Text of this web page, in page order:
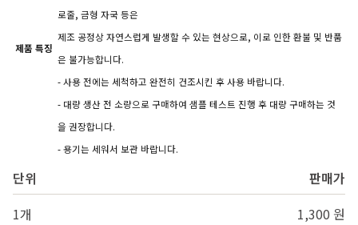
제품 특징
로줄, 금형 자국 등은
제조 공정상 자연스럽게 발생할 수 있는 현상으로, 이로 인한 환불 및 반품
은 불가능합니다.
- 사용 전에는 세척하고 완전히 건조시킨 후 사용 바랍니다.
- 대량 생산 전 소량으로 구매하여 샘플 테스트 진행 후 대량 구매하는 것
을 권장합니다.
- 용기는 세워서 보관 바랍니다.
단위
판매가
1개
1,300 원